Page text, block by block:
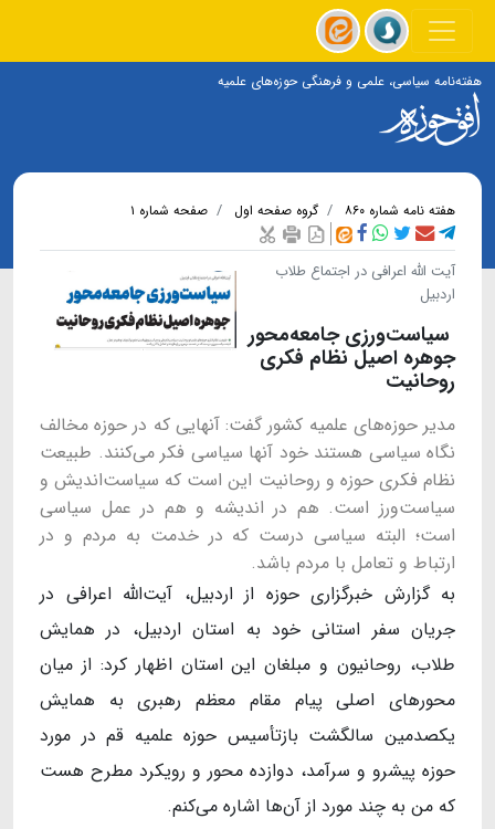
هفته‌نامه سیاسی، علمی و فرهنگی حوزه‌های علمیه
هفته نامه شماره ۸۶۰ گروه صفحه اول صفحه شماره ۱
آیت الله اعرافی در اجتماع طلاب
اردبیل
سیاست‌ورزی جامعه‌محور
جوهره اصیل نظام فکری
روحانیت
مدیر حوزه‌های علمیه کشور گفت: آنهایی که در حوزه مخالف
نگاه سیاسی هستند خود آنها سیاسی فکر می‌کنند. طبیعت
نظام فکری حوزه و روحانیت این است که سیاست‌اندیش و
سیاست‌ورز است. هم در اندیشه و هم در عمل سیاسی
است؛ البته سیاسی درست که در خدمت به مردم و در
ارتباط و تعامل با مردم باشد.
به گزارش خبرگزاری حوزه از اردبیل، آیت‌الله اعرافی در
جریان سفر استانی خود به استان اردبیل، در همایش
طلاب، روحانیون و مبلغان این استان اظهار کرد: از میان
محورهای اصلی پیام مقام معظم رهبری به همایش
یکصدمین سالگشت بازتأسیس حوزه علمیه قم در مورد
حوزه پیشرو و سرآمد، دوازده‌ محور و رویکرد مطرح هست
که من به چند مورد از آن‌ها اشاره می‌کنم.